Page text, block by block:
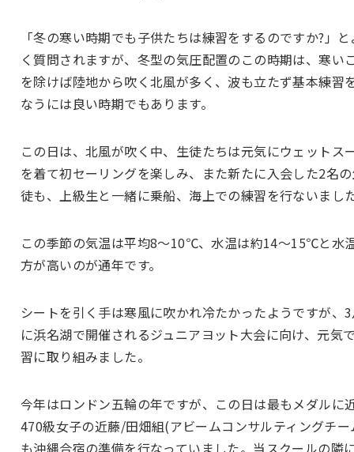
「冬の寒い時期でも子供たちは練習をするのですか?」と
く質問されますが、冬型の気圧配置のこの時期は、寒い
を除けば陸地から吹く北風が多く、波も立たず基本練習
なうには良い時期でもあります。
この日は、北風が吹く中、生徒たちは元気にウェットス
を着て初セーリングを楽しみ、また新たに入会した2名
徒も、上級生と一緒に乗船、海上での練習を行ないまし
この季節の気温は平均8〜10℃、水温は約14〜15℃と水
方が高いのが通年です。
シートを引く手は寒風に吹かれ冷たかったようですが、
に浜名湖で開催されるジュニアヨット大会に向け、元気
習に取り組みました。
今年はロンドン五輪の年ですが、この日は最もメダルに
470級女子の近藤/田畑組(アビームコンサルティングチ
も沖縄合宿の準備を行なっていました。当スクールの隣